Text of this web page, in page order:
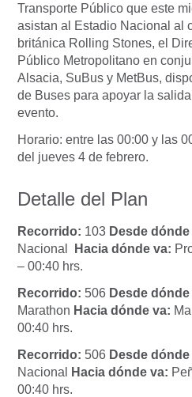
Transporte Público que este
asistan al Estadio Nacional al
británica Rolling Stones, el
Público Metropolitano en
Alsacia, SuBus y MetBus,
de Buses para apoyar la
evento.
Horario: entre las 00:00 y las
del jueves 4 de febrero.
Detalle del Plan
Recorrido: 103 Desde dónde
Nacional
Hacia dónde va:
– 00:40 hrs.
Recorrido: 506 Desde dónde
Marathon Hacia dónde va:
00:40 hrs.
Recorrido: 506 Desde dónde
Nacional
Hacia dónde va:
00:40 hrs.